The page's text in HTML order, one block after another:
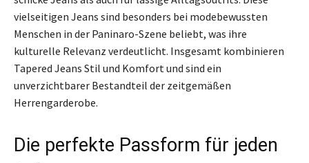
vielseitigen Jeans sind besonders bei modebewussten
Menschen in der Paninaro-Szene beliebt, was ihre
kulturelle Relevanz verdeutlicht. Insgesamt kombinieren
Tapered Jeans Stil und Komfort und sind ein
unverzichtbarer Bestandteil der zeitgemäßen
Herrengarderobe.
Die perfekte Passform für jeden